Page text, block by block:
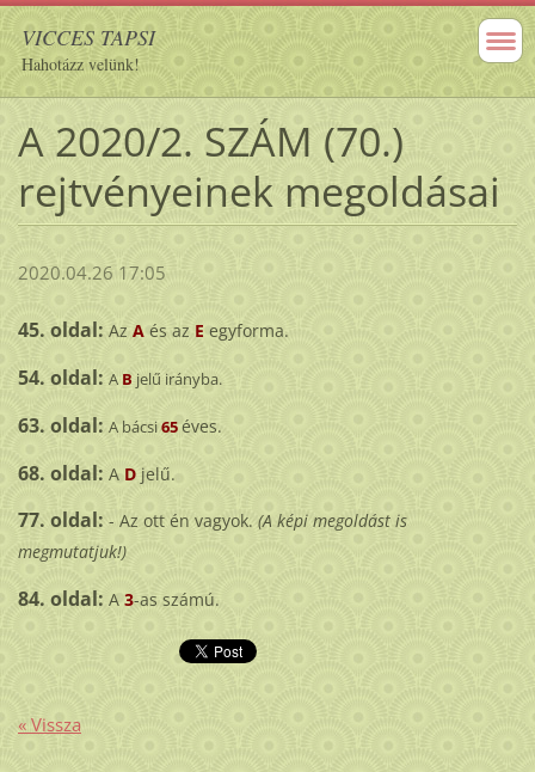
VICCES TAPSI
Hahotázz velünk!
A 2020/2. SZÁM (70.)
rejtvényeinek megoldásai
2020.04.26 17:05
45. oldal: Az Aés azE egyforma.
54. oldal: A Bjelű irányba.
63. oldal: A bácsi65éves.
68. oldal:A Djelű.
77. oldal: - Az ott én vagyok. (A képi megoldást is
megmutatjuk!)
84. oldal: A 3-as számú.
« Vissza